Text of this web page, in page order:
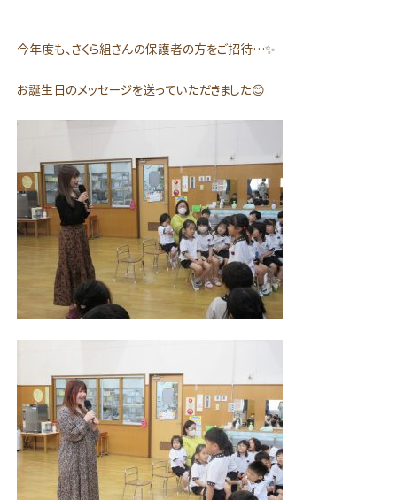
今年度も、さくら組さんの保護者の方をご招待…✨
お誕生日のメッセージを送っていただきました😊